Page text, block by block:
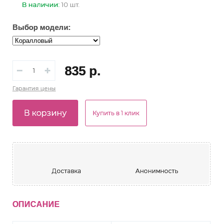
В наличии: 10 шт.
Выбор модели:
Гарантия цены
835 р.
В корзину Купить в 1 клик
Доставка Анонимность
ОПИСАНИЕ